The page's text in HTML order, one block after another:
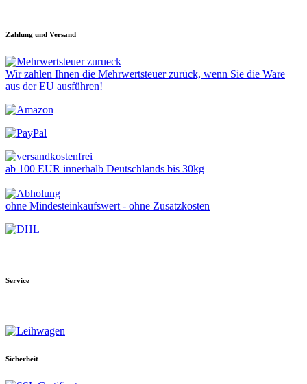
Zahlung und Versand
Wir zahlen Ihnen die Mehrwertsteuer zurück, wenn Sie die Ware
aus der EU ausführen!
ab 100 EUR innerhalb Deutschlands bis 30kg
ohne Mindesteinkaufswert - ohne Zusatzkosten
Service
Sicherheit